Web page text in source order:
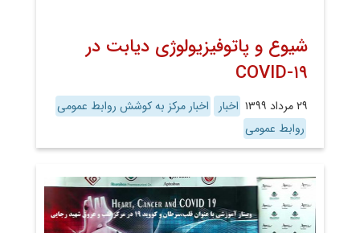
شیوع و پاتوفیزیولوژی دیابت در
COVID-۱۹
۲۹ مرداد ۱۳۹۹ اخبار
اخبار مرکز به کوشش روابط عمومی
روابط عمومی